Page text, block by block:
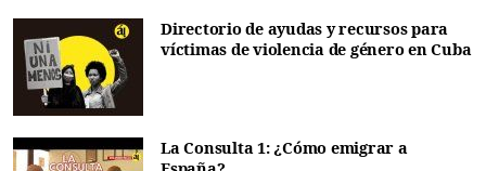
Directorio de ayudas y recursos para
víctimas de violencia de género en Cuba
La Consulta 1: ¿Cómo emigrar a